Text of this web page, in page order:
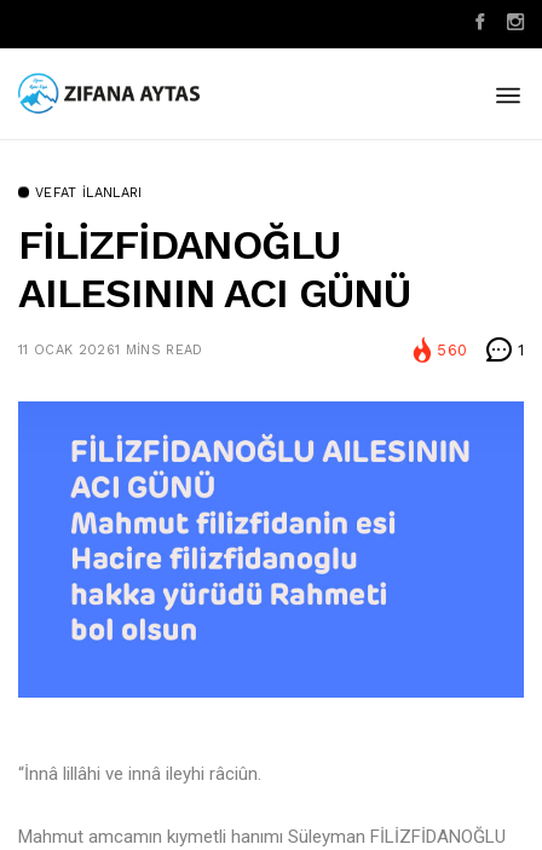
VEFAT İLANLARI
FİLİZFİDANOĞLU
AILESININ ACI GÜNÜ
11 OCAK 20261 MINS READ 560 1
“İnnâ lillâhi ve innâ ileyhi râciûn.
Mahmut amcamın kıymetli hanımı Süleyman FİLİZFİDANOĞLU